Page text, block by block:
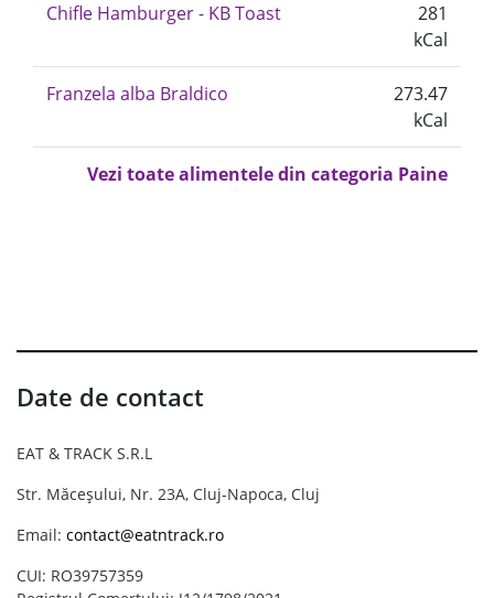
Chifle Hamburger - KB Toast
281
kCal
Franzela alba Braldico
273.47
kCal
Vezi toate alimentele din categoria Paine
Date de contact
EAT & TRACK S.R.L
Str. Măceșului, Nr. 23A, Cluj-Napoca, Cluj
Email: contact@eatntrack.ro
CUI: RO39757359